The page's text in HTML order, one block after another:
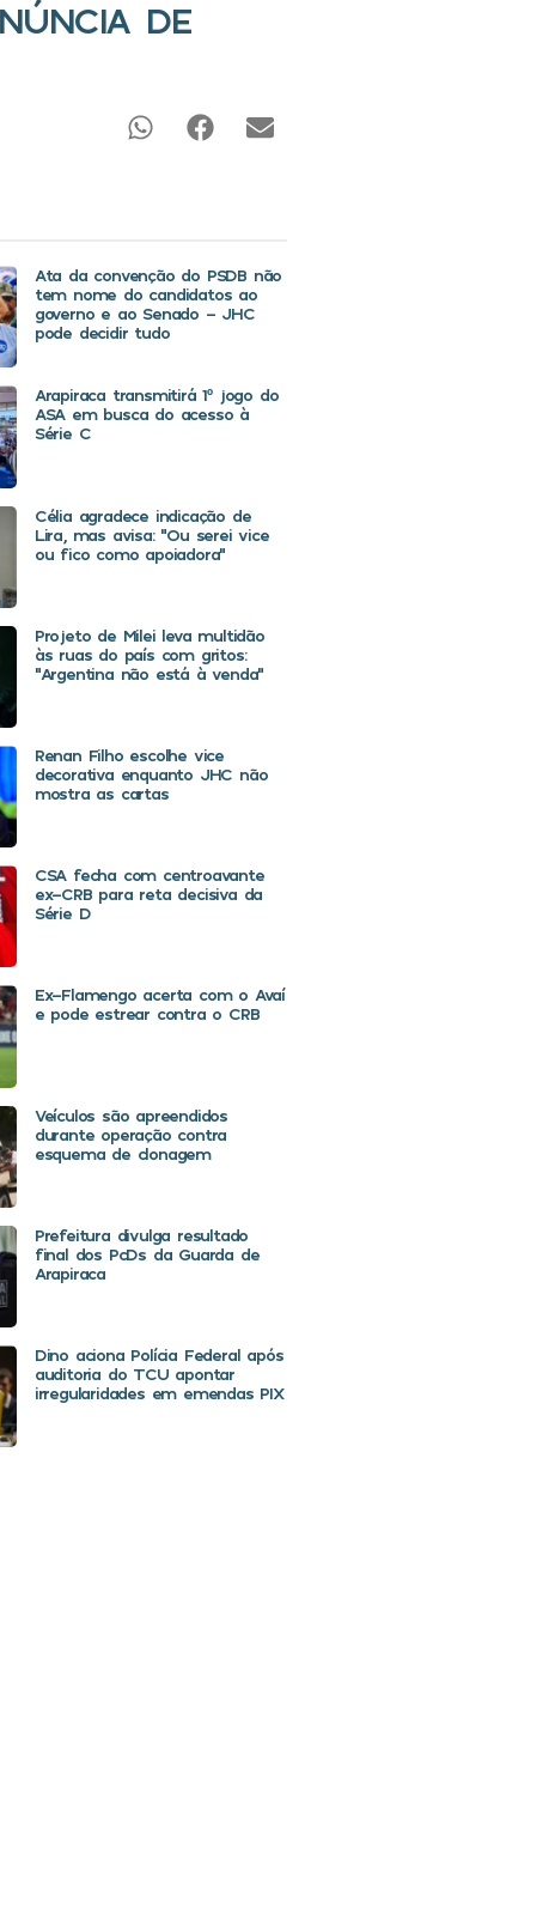
DE
Ata da convenção do PSDB não
tem nome do candidatos ao
governo e ao Senado – JHC
pode decidir tudo
Arapiraca transmitirá 1º jogo do
ASA em busca do acesso à
Série C
Célia agradece indicação de
Lira, mas avisa: “Ou serei vice
ou fico como apoiadora”
Projeto de Milei leva multidão
às ruas do país com gritos:
“Argentina não está à venda”
Renan Filho escolhe vice
decorativa enquanto JHC não
mostra as cartas
CSA fecha com centroavante
ex-CRB para reta decisiva da
Série D
Ex-Flamengo acerta com o Avaí
e pode estrear contra o CRB
Veículos são apreendidos
durante operação contra
esquema de clonagem
Prefeitura divulga resultado
final dos PcDs da Guarda de
Arapiraca
Dino aciona Polícia Federal após
auditoria do TCU apontar
irregularidades em emendas PIX